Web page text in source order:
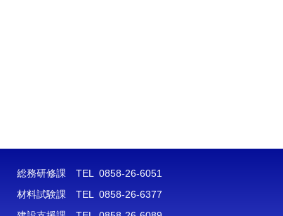
総務研修課 TEL 0858-26-6051
材料試験課 TEL 0858-26-6377